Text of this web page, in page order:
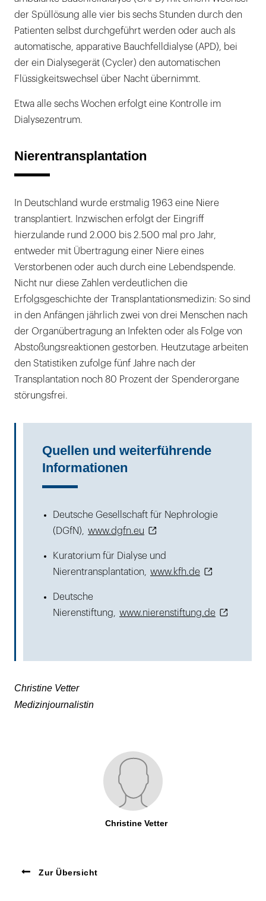
der Spüllösung alle vier bis sechs Stunden durch den
Patienten selbst durchgeführt werden oder auch als
automatische, apparative Bauchfelldialyse (APD), bei
der ein Dialysegerät (Cycler) den automatischen
Flüssigkeitswechsel über Nacht übernimmt.
Etwa alle sechs Wochen erfolgt eine Kontrolle im
Dialysezentrum.
Nierentransplantation
In Deutschland wurde erstmalig 1963 eine Niere
transplantiert. Inzwischen erfolgt der Eingriff
hierzulande rund 2.000 bis 2.500 mal pro Jahr,
entweder mit Übertragung einer Niere eines
Verstorbenen oder auch durch eine Lebendspende.
Nicht nur diese Zahlen verdeutlichen die
Erfolgsgeschichte der Transplantationsmedizin: So sind
in den Anfängen jährlich zwei von drei Menschen nach
der Organübertragung an Infekten oder als Folge von
Abstoßungsreaktionen gestorben. Heutzutage arbeiten
den Statistiken zufolge fünf Jahre nach der
Transplantation noch 80 Prozent der Spenderorgane
störungsfrei.
Quellen und weiterführende
Informationen
Deutsche Gesellschaft für Nephrologie
(DGfN),
www.dgfn.eu
Kuratorium für Dialyse und
Nierentransplantation,
www.kfh.de
Deutsche
Nierenstiftung,
www.nierenstiftung.de
Christine Vetter
Medizinjournalistin
Christine Vetter
Zur Übersicht